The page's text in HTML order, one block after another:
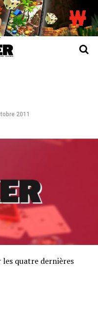
2011
les quatre dernières